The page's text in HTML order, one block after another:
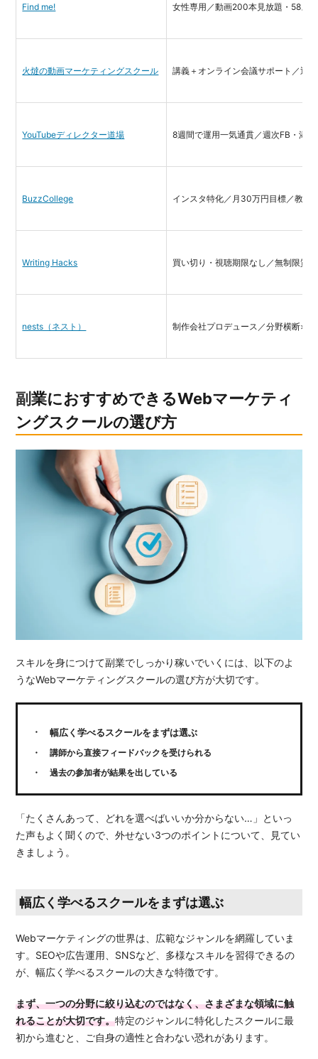
Find me! 女性専用／動画200本見放題・58ス
火燵の動画マーケティングスクール 講義＋オンライン会議サポート／返
YouTubeディレクター道場 8週間で運用一気通貫／週次FB・添削
BuzzCollege インスタ特化／月30万円目標／教材
Writing Hacks 買い切り・視聴期限なし／無制限質
nests（ネスト） 制作会社プロデュース／分野横断×学
副業におすすめできるWebマーケティ
ングスクールの選び方
スキルを身につけて副業でしっかり稼いでいくには、以下のよ
うなWebマーケティングスクールの選び方が大切です。
幅広く学べるスクールをまずは選ぶ
講師から直接フィードバックを受けられる
過去の参加者が結果を出している
「たくさんあって、どれを選べばいいか分からない…」といっ
た声もよく聞くので、外せない3つのポイントについて、見てい
きましょう。
幅広く学べるスクールをまずは選ぶ
Webマーケティングの世界は、広範なジャンルを網羅していま
す。SEOや広告運用、SNSなど、多様なスキルを習得できるの
が、幅広く学べるスクールの大きな特徴です。
まず、一つの分野に絞り込むのではなく、さまざまな領域に触
れることが大切です。特定のジャンルに特化したスクールに最
初から進むと、ご自身の適性と合わない恐れがあります。